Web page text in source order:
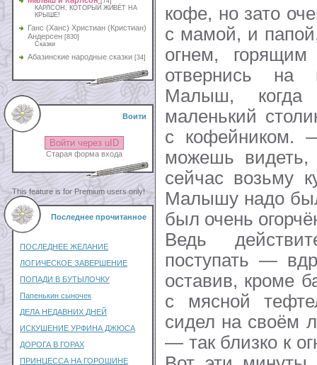
КАРЛСОН, КОТОРЫЙ ЖИВЁТ НА
КРЫШЕ!
Ганс (Ханс) Христиан (Кристиан)
Андерсен [830]
Сказки
Абазинские народные сказки [34]
Воити
Войти через uID
Старая форма входа
This feature is for Premium users only!
Последнее прочитанное
ПОСЛЕДНЕЕ ЖЕЛАНИЕ
ЛОГИЧЕСКОЕ ЗАВЕРШЕНИЕ
ПОПАДИ В БУТЫЛОЧКУ
Папенькин сыночек
ДЕЛА НЕДАВНИХ ДНЕЙ
ИСКУШЕНИЕ УРФИНА ДЖЮСА
ДОРОГА В ГОРАХ
ПРИНЦЕССА НА ГОРОШИНЕ
кофе, но зато
с мамой, и
огнем,
отвернись на
Малыш,
маленький
с
можешь
сейчас возьму
Малышу надо
был очень
Ведь
поступать —
оставив, кроме
с мясной
сидел на своём
— так близко к